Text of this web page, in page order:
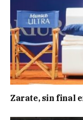
Zarate, sin final